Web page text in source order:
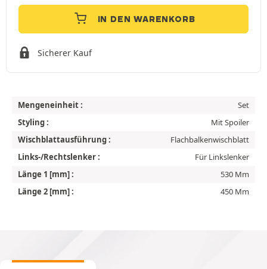
IN DEN WARENKORB
Sicherer Kauf
Mengeneinheit :
Set
Styling :
Mit Spoiler
Wischblattausführung :
Flachbalkenwischblatt
Links-/Rechtslenker :
Für Linkslenker
Länge 1 [mm] :
530 Mm
Länge 2 [mm] :
450 Mm